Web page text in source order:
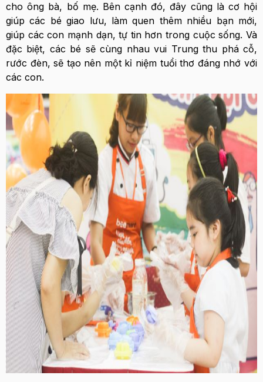
cho ông bà, bố mẹ. Bên cạnh đó, đây cũng là cơ hội
giúp các bé giao lưu, làm quen thêm nhiều bạn mới,
giúp các con mạnh dạn, tự tin hơn trong cuộc sống. Và
đặc biệt, các bé sẽ cùng nhau vui Trung thu phá cỗ,
rước đèn, sẽ tạo nên một kỉ niệm tuổi thơ đáng nhớ với
các con.